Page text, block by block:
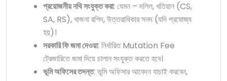
প্রয়োজনীয় নথি সংযুক্ত করা: যেমন – দলিল, খতিয়ান (CS,
SA, RS), খাজনা রশিদ, উত্তরাধিকার সনদ (যদি প্রযোজ্য
হয়)।
সরকারি ফি জমা দেওয়া: নির্ধারিত Mutation Fee
ট্রেজারিতে জমা দিয়ে চালান সংযুক্ত করতে হবে।
ভূমি অফিসের তদন্ত: ভূমি অফিসার আবেদন যাচাই করবেন,